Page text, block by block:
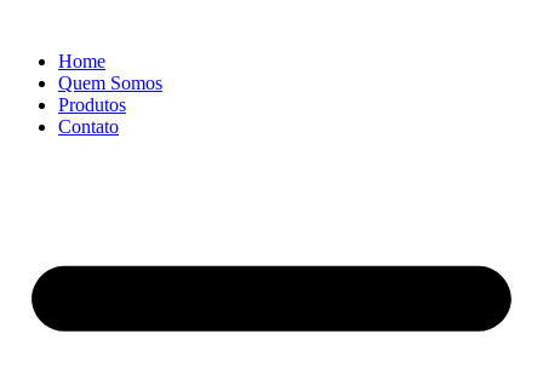
conteúdo
Home
Quem Somos
Produtos
Contato